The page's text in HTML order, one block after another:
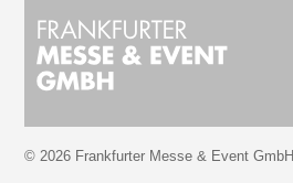
© 2026 Frankfurter Messe & Event GmbH